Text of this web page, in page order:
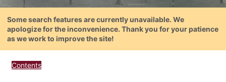
Some search features are currently unavailable. We
apologize for the inconvenience. Thank you for your patience
as we work to improve the site!
Contents